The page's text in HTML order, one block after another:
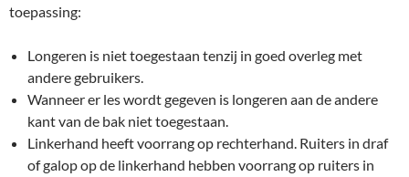
toepassing:
Longeren is niet toegestaan tenzij in goed overleg met
andere gebruikers.
Wanneer er les wordt gegeven is longeren aan de andere
kant van de bak niet toegestaan.
Linkerhand heeft voorrang op rechterhand. Ruiters in draf
of galop op de linkerhand hebben voorrang op ruiters in